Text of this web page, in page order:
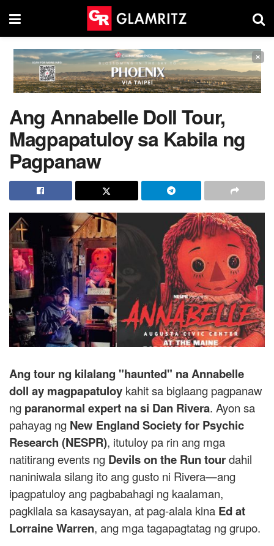
×
Ang Annabelle Doll Tour,
Magpapatuloy sa Kabila ng
Pagpanaw
Ang tour ng kilalang "haunted" na Annabelle
doll ay magpapatuloy kahit sa biglaang pagpanaw
ng paranormal expert na si Dan Rivera. Ayon sa
pahayag ng New England Society for Psychic
Research (NESPR), itutuloy pa rin ang mga
natitirang events ng Devils on the Run tourdahil
naniniwala silang ito ang gusto ni Rivera—ang
ipagpatuloy ang pagbabahagi ng kaalaman,
pagkilala sa kasaysayan, at pag-alala kina Ed at
Lorraine Warren, ang mga tagapagtatag ng grupo.